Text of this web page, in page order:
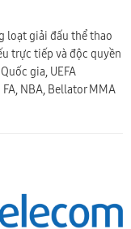
loạt giải đấu thể thao
trực tiếp và độc quyền
gia, UEFA
NBA, Bellator MMA